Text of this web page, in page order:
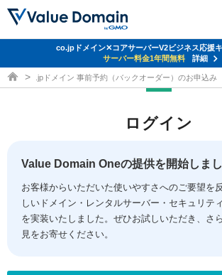
ドメイントップ
ドメイン移管
ドメイン価格一覧
ドメイン一括検索
.jpドメインオークション
コアサーバー
バリューサーバー
XREA
セキュリティトップ
Value Domain ネットde診断
SSL証明書
サービストップ
お得意様割引
facebook
co.jpドメイン✕コアサーバーV2ビジネス応援
サーバー料金1年間無料
詳細
ドメイン取得ならバリュードメイン
.jpドメイン 事前予約（バックオーダー）のお申込み
ログイン
Value Domain Oneの提供を開始しまし
お客様からいただいた使いやすさへのご要望を
しいドメイン・レンタルサーバー・セキュリテ
を実装いたしました。ぜひお試しいただき、さ
見をお寄せください。